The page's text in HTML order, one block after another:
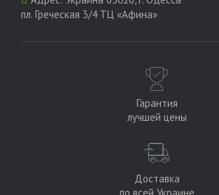
пл. Греческая 3/4 ТЦ «Афина»
Гарантия
лучшей цены
Доставка